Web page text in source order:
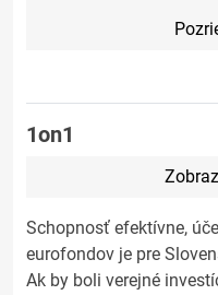
1on1
Schopnosť efektívne,
eurofondov je pre
Ak by boli verejné